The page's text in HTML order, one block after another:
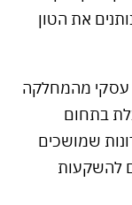
את הטון
עסקי מהמחלקה
בתחום
שמושכים
להשקעות